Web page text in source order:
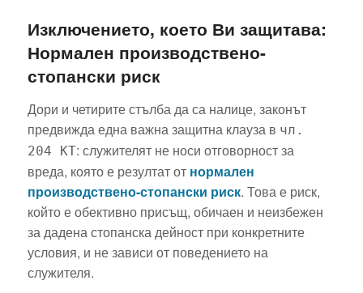
Изключението, което Ви защитава:
Нормален производствено-
стопански риск
Дори и четирите стълба да са налице, законът
предвижда една важна защитна клауза в чл.
204 КТ: служителят не носи отговорност за
вреда, която е резултат от нормален
производствено-стопански риск. Това е риск,
който е обективно присъщ, обичаен и неизбежен
за дадена стопанска дейност при конкретните
условия, и не зависи от поведението на
служителя.